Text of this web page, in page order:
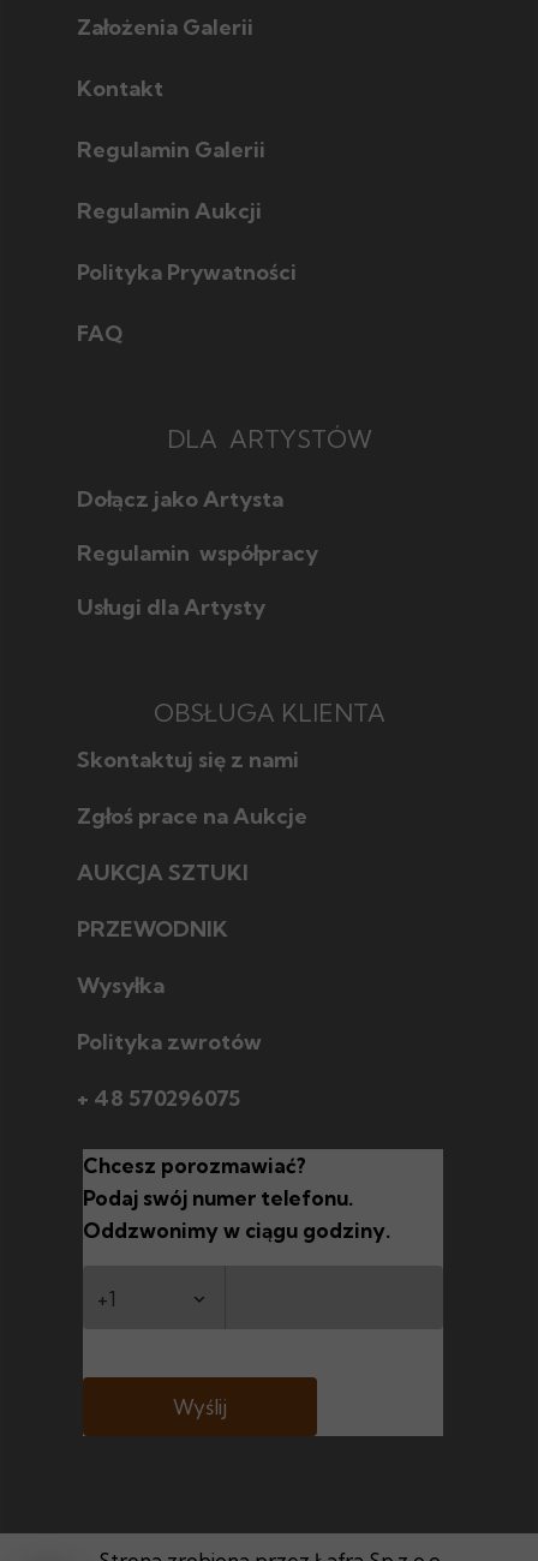
Chcesz porozmawiać?
Podaj swój numer telefonu.
Oddzwonimy w ciągu godziny.
Wyślij
Założenia Galerii
Kontakt
Regulamin Galerii
Regulamin Aukcji
Polityka Prywatności
FAQ
DLA ARTYSTÓW
Dołącz jako Artysta
Regulamin współpracy
Usługi dla Artysty
OBSŁUGA KLIENTA
Skontaktuj się z nami
Zgłoś prace na Aukcje
AUKCJA SZTUKI
Jak licytować
Jak sprzedać
PRZEWODNIK
Poznaj style w sztuce
Wysyłka
Polityka zwrotów
+ 48 570296075